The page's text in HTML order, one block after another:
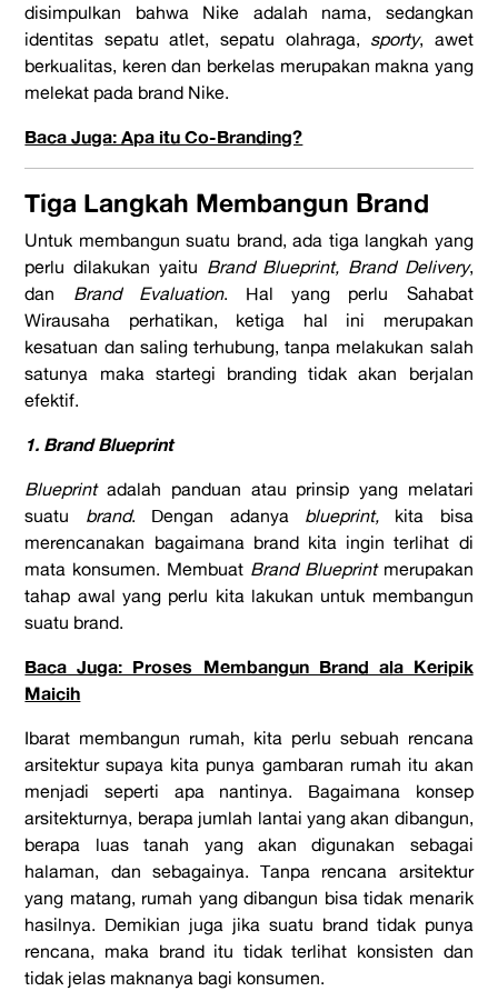
disimpulkan bahwa Nike adalah nama, sedangkan
identitas sepatu atlet, sepatu olahraga, sporty, awet
berkualitas, keren dan berkelas merupakan makna yang
melekat pada brand Nike.
Baca Juga: Apa itu Co-Branding?
Tiga Langkah Membangun Brand
Untuk membangun suatu brand, ada tiga langkah yang
perlu dilakukan yaitu Brand Blueprint, Brand Delivery,
dan Brand Evaluation. Hal yang perlu Sahabat
Wirausaha perhatikan, ketiga hal ini merupakan
kesatuan dan saling terhubung, tanpa melakukan salah
satunya maka startegi branding tidak akan berjalan
efektif.
1. Brand Blueprint
Blueprintadalah panduan atau prinsip yang melatari
suatu brand. Dengan adanya blueprint, kita bisa
merencanakan bagaimana brand kita ingin terlihat di
mata konsumen. Membuat Brand Blueprint merupakan
tahap awal yang perlu kita lakukan untuk membangun
suatu brand.
Baca Juga: Proses Membangun Brand ala Keripik
Maicih
Ibarat membangun rumah, kita perlu sebuah rencana
arsitektur supaya kita punya gambaran rumah itu akan
menjadi seperti apa nantinya. Bagaimana konsep
arsitekturnya, berapa jumlah lantai yang akan dibangun,
berapa luas tanah yang akan digunakan sebagai
halaman, dan sebagainya. Tanpa rencana arsitektur
yang matang, rumah yang dibangun bisa tidak menarik
hasilnya. Demikian juga jika suatu brand tidak punya
rencana, maka brand itu tidak terlihat konsisten dan
tidak jelas maknanya bagi konsumen.